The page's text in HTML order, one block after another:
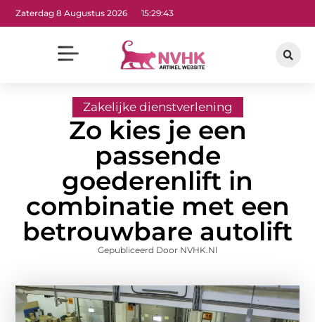
Zaterdag 8 Augustus 2026 15:29:44
Zakelijke dienstverlening
Zo kies je een
passende
goederenlift in
combinatie met een
betrouwbare autolift
Gepubliceerd Door NVHK.nl